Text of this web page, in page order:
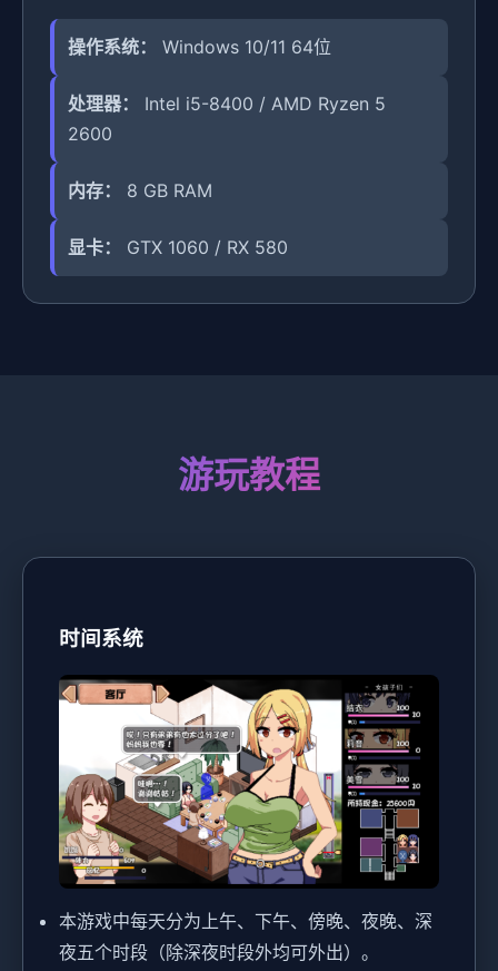
操作系统： Windows 10/11 64位
处理器：
Intel i5-8400 / AMD Ryzen 5
2600
内存： 8 GB RAM
显卡： GTX 1060 / RX 580
游玩教程
时间系统
本游戏中每天分为上午、下午、傍晚、夜晚、深
夜五个时段（除深夜时段外均可外出）。